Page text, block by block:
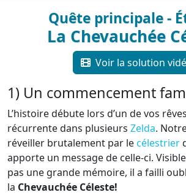
Quête principale -
La Chevauchée
Voir la solution
1) Un commencement
L’histoire débute lors d’un de vos
récurrente dans plusieurs Zelda.
réveiller brutalement par lecélestrier
apporte un message de celle-ci.
pas une grande mémoire, il a failli
la Chevauchée Céleste!